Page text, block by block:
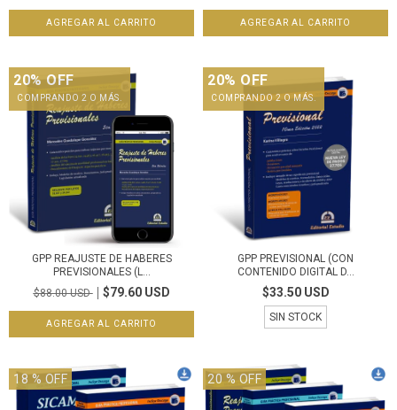
20% OFF
COMPRANDO 2 O MÁS.
GPP REAJUSTE DE HABERES
PREVISIONALES (L...
$88.00 USD
$79.60 USD
20% OFF
COMPRANDO 2 O MÁS.
GPP PREVISIONAL (CON
CONTENIDO DIGITAL D...
$33.50 USD
SIN STOCK
18 % OFF 20 % OFF